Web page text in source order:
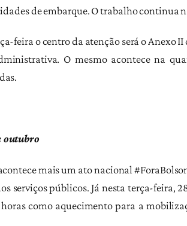
de embarque. O trabalho
feira o centro da atenção será o Anexo
O mesmo acontece na
outubro
mais um ato nacional
serviços públicos. Já nesta terça-
como aquecimento para a